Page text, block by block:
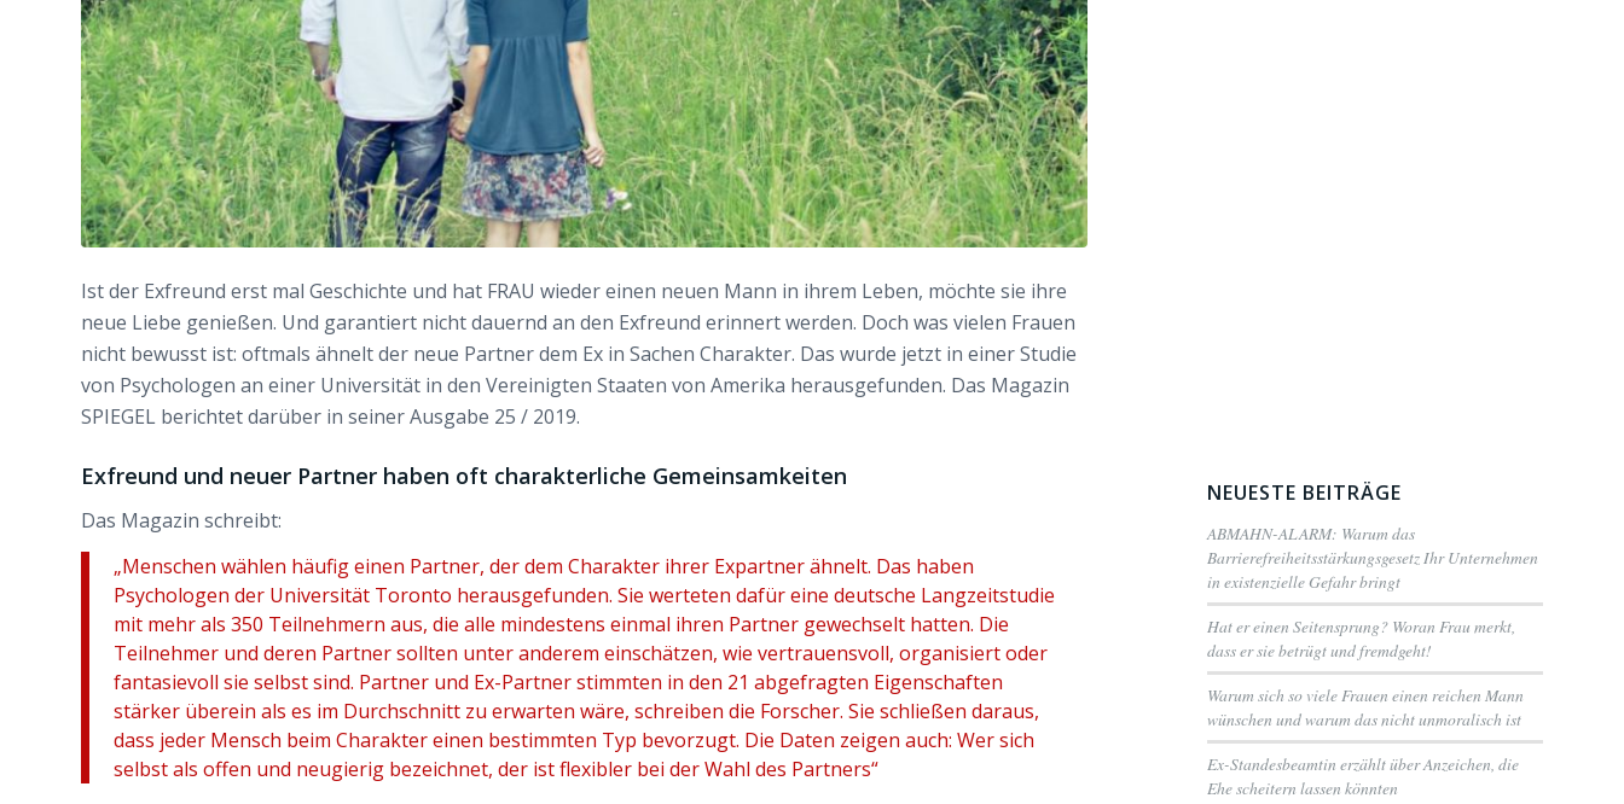
Ist der Exfreund erst mal Geschichte und hat FRAU wieder einen neuen Mann in ihrem Leben, möchte sie ihre
neue Liebe genießen. Und garantiert nicht dauernd an den Exfreund erinnert werden. Doch was vielen Frauen
nicht bewusst ist: oftmals ähnelt der neue Partner dem Ex in Sachen Charakter. Das wurde jetzt in einer Studie
von Psychologen an einer Universität in den Vereinigten Staaten von Amerika herausgefunden. Das Magazin
SPIEGEL berichtet darüber in seiner Ausgabe 25 / 2019.
Exfreund und neuer Partner haben oft charakterliche Gemeinsamkeiten
Das Magazin schreibt:
„Menschen wählen häufig einen Partner, der dem Charakter ihrer Expartner ähnelt. Das haben
Psychologen der Universität Toronto herausgefunden. Sie werteten dafür eine deutsche Langzeitstudie
mit mehr als 350 Teilnehmern aus, die alle mindestens einmal ihren Partner gewechselt hatten. Die
Teilnehmer und deren Partner sollten unter anderem einschätzen, wie vertrauensvoll, organisiert oder
fantasievoll sie selbst sind. Partner und Ex-Partner stimmten in den 21 abgefragten Eigenschaften
stärker überein als es im Durchschnitt zu erwarten wäre, schreiben die Forscher. Sie schließen daraus,
dass jeder Mensch beim Charakter einen bestimmten Typ bevorzugt. Die Daten zeigen auch: Wer sich
selbst als offen und neugierig bezeichnet, der ist flexibler bei der Wahl des Partners“
NEUESTE BEITRÄGE
ABMAHN-ALARM: Warum das
Barrierefreiheitsstärkungsgesetz Ihr Unternehmen
in existenzielle Gefahr bringt
Hat er einen Seitensprung? Woran Frau merkt,
dass er sie betrügt und fremdgeht!
Warum sich so viele Frauen einen reichen Mann
wünschen und warum das nicht unmoralisch ist
Ex-Standesbeamtin erzählt über Anzeichen, die
Ehe scheitern lassen könnten